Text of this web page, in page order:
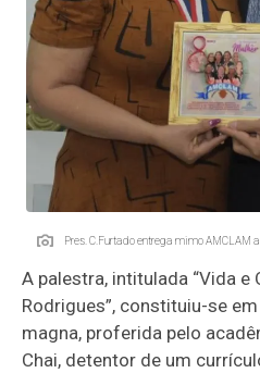
Pres. C.Furtado entrega mimo AMCLAM
A palestra, intitulada “Vida e
Rodrigues”, constituiu-se
magna, proferida pelo
Chai, detentor de um